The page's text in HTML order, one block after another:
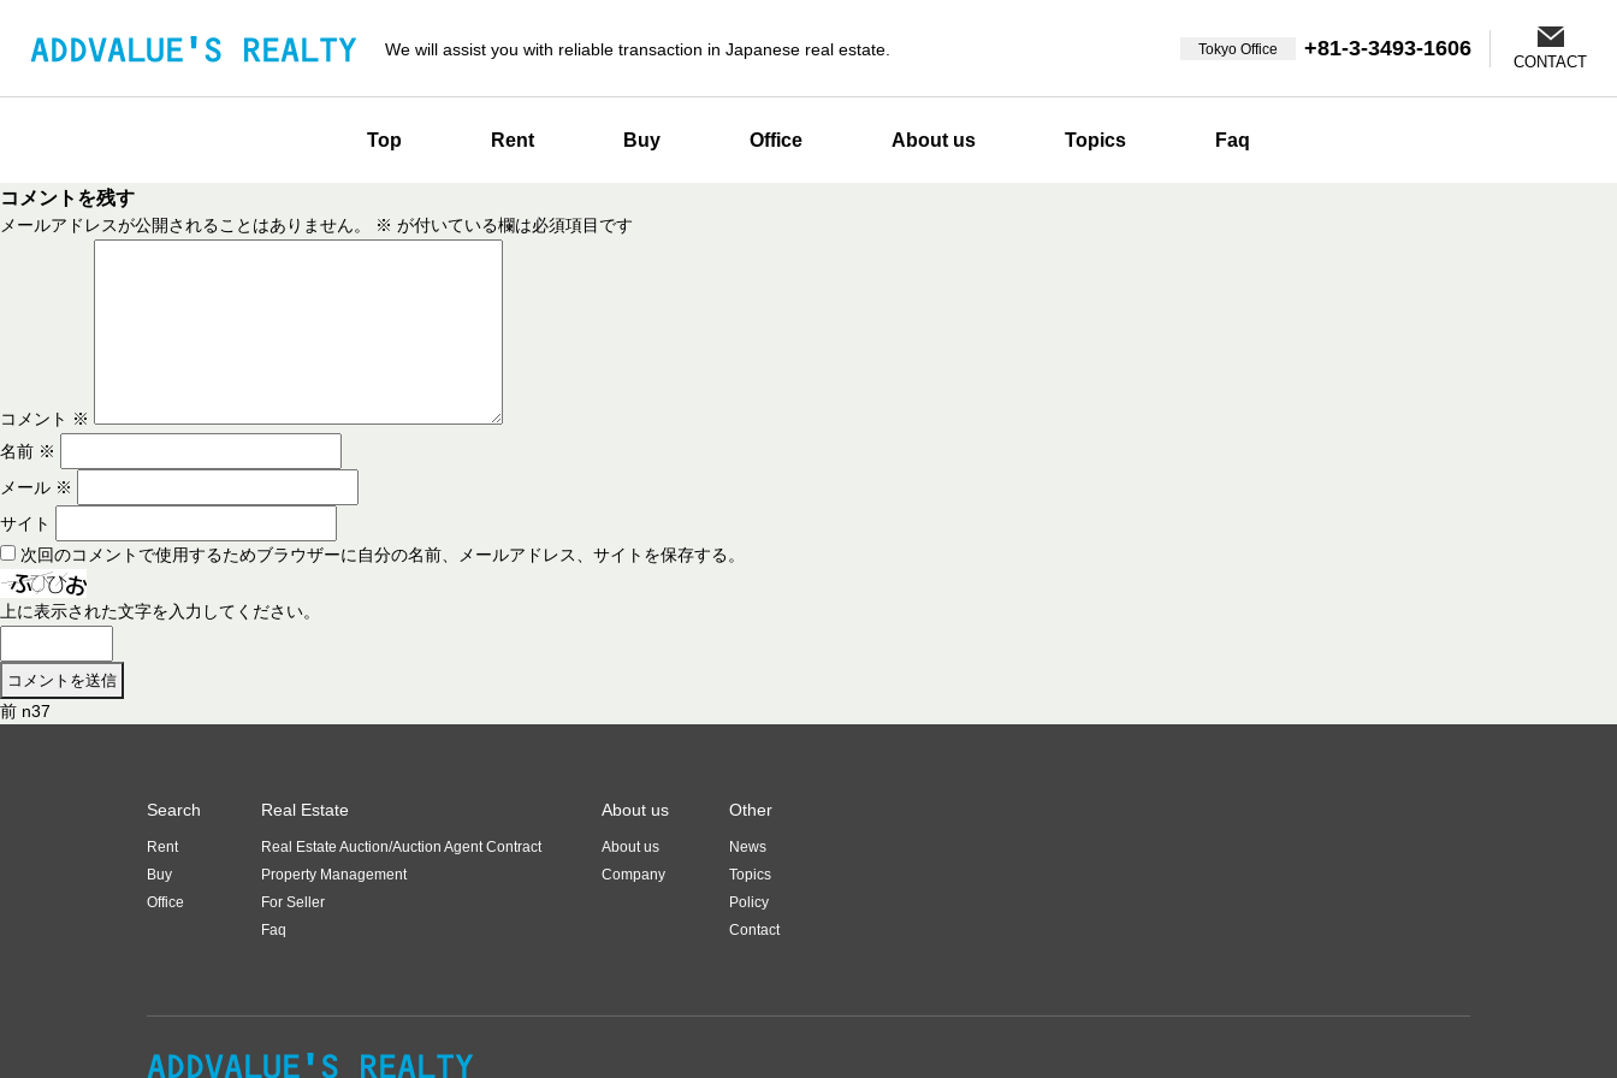
We will assist you with reliable transaction in Japanese real estate. Tokyo Office +81-3-3493-1606
CONTACT
Top Rent Buy Office About us Topics Faq
コメントを残す
メールアドレスが公開されることはありません。 ※ が付いている欄は必須項目です
コメント ※
名前 ※
メール ※
サイト
次回のコメントで使用するためブラウザーに自分の名前、メールアドレス、サイトを保存する。
上に表示された文字を入力してください。
投
前 前
n37
Search
Rent
Buy
Office
Real Estate
Real Estate Auction/Auction Agent Contract
Property Management
For Seller
Faq
About us
About us
Company
Other
News
Topics
Policy
Contact